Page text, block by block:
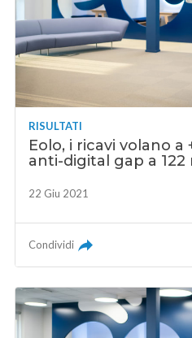
RISULTATI
Eolo, i ricavi volano
anti-digital gap a 122
22 Giu 2021
Condividi